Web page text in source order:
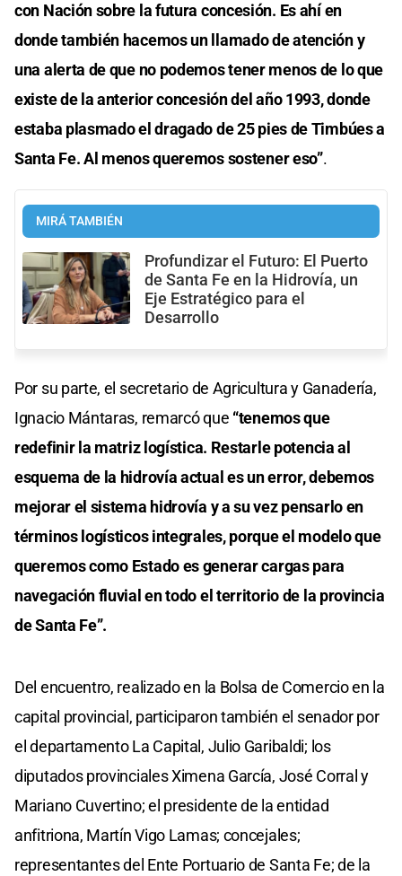
con Nación sobre la futura concesión. Es ahí en
donde también hacemos un llamado de atención y
una alerta de que no podemos tener menos de lo que
existe de la anterior concesión del año 1993, donde
estaba plasmado el dragado de 25 pies de Timbúes a
Santa Fe. Al menos queremos sostener eso”.
MIRÁ TAMBIÉN
Profundizar el Futuro: El Puerto
de Santa Fe en la Hidrovía, un
Eje Estratégico para el
Desarrollo
Por su parte, el secretario de Agricultura y Ganadería,
Ignacio Mántaras, remarcó que “tenemos que
redefinir la matriz logística. Restarle potencia al
esquema de la hidrovía actual es un error, debemos
mejorar el sistema hidrovía y a su vez pensarlo en
términos logísticos integrales, porque el modelo que
queremos como Estado es generar cargas para
navegación fluvial en todo el territorio de la provincia
de Santa Fe”.
Del encuentro, realizado en la Bolsa de Comercio en la
capital provincial, participaron también el senador por
el departamento La Capital, Julio Garibaldi; los
diputados provinciales Ximena García, José Corral y
Mariano Cuvertino; el presidente de la entidad
anfitriona, Martín Vigo Lamas; concejales;
representantes del Ente Portuario de Santa Fe; de la